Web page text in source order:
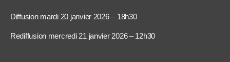
Diffusion mardi 20 janvier 2026 – 18h30
Rediffusion mercredi 21 janvier 2026 – 12h30